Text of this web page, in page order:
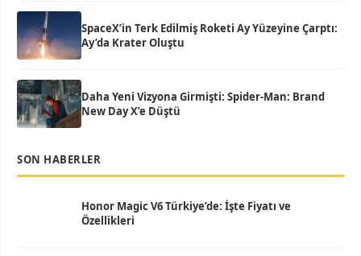
SpaceX’in Terk Edilmiş Roketi Ay Yüzeyine Çarptı:
Ay’da Krater Oluştu
Daha Yeni Vizyona Girmişti: Spider-Man: Brand
New Day X’e Düştü
SON HABERLER
Honor Magic V6 Türkiye’de: İşte Fiyatı ve
Özellikleri